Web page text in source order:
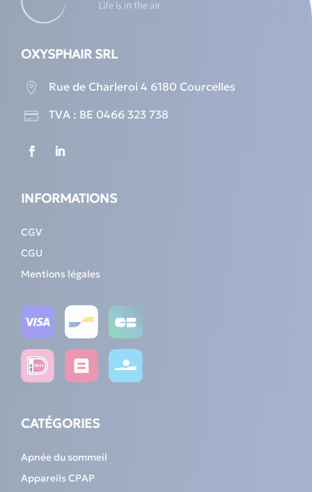
OXYSPHAIR SRL
 Rue de Charleroi 4 6180 Courcelles
 TVA : BE 0466 323 738
INFORMATIONS
CGV
CGU
Mentions légales
CATÉGORIES
Apnée du sommeil
Appareils CPAP